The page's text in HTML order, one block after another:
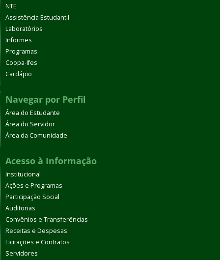
NTE
Assistência Estudantil
Laboratórios
Informes
Programas
Coopa-Ifes
Cardápio
Navegar por Perfil
Área do Estudante
Área do Servidor
Área da Comunidade
Acesso à Informação
Institucional
Ações e Programas
Participação Social
Auditorias
Convênios e Transferências
Receitas e Despesas
Licitações e Contratos
Servidores